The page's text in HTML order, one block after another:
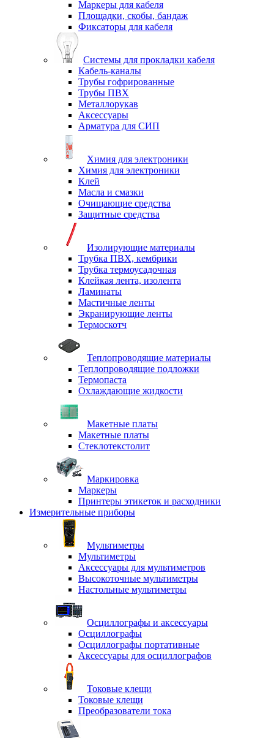
Маркеры для кабеля
Площадки, скобы, бандаж
Фиксаторы для кабеля
Системы для прокладки кабеля
Кабель-каналы
Трубы гофрированные
Трубы ПВХ
Металлорукав
Аксессуары
Арматура для СИП
Химия для электроники
Химия для электроники
Клей
Масла и смазки
Очищающие средства
Защитные средства
Изолирующие материалы
Трубка ПВХ, кембрики
Трубка термоусадочная
Клейкая лента, изолента
Ламинаты
Мастичные ленты
Экранирующие ленты
Термоскотч
Теплопроводящие материалы
Теплопроводящие подложки
Термопаста
Охлаждающие жидкости
Макетные платы
Макетные платы
Стеклотекстолит
Маркировка
Маркеры
Принтеры этикеток и расходники
Измерительные приборы
Мультиметры
Мультиметры
Аксессуары для мультиметров
Высокоточные мультиметры
Настольные мультиметры
Осциллографы и аксессуары
Осциллографы
Осциллографы портативные
Аксессуары для осциллографов
Токовые клещи
Токовые клещи
Преобразователи тока